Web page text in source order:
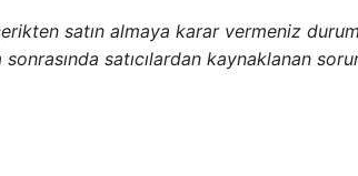
satın almaya karar vermeniz
satıcılardan kaynaklanan